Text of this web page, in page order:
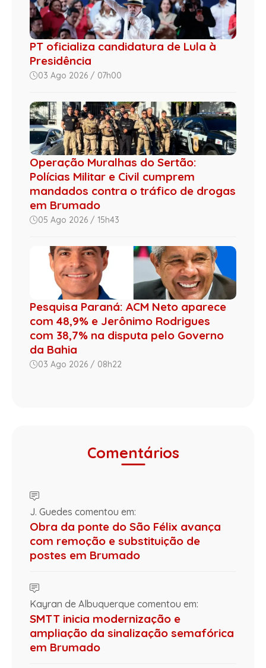
PT oficializa candidatura de Lula à
Presidência
03 Ago 2026 / 07h00
Operação Muralhas do Sertão:
Polícias Militar e Civil cumprem
mandados contra o tráfico de drogas
em Brumado
05 Ago 2026 / 15h43
Pesquisa Paraná: ACM Neto aparece
com 48,9% e Jerônimo Rodrigues
com 38,7% na disputa pelo Governo
da Bahia
03 Ago 2026 / 08h22
Comentários
J. Guedes comentou em:
Obra da ponte do São Félix avança
com remoção e substituição de
postes em Brumado
Kayran de Albuquerque comentou em:
SMTT inicia modernização e
ampliação da sinalização semafórica
em Brumado